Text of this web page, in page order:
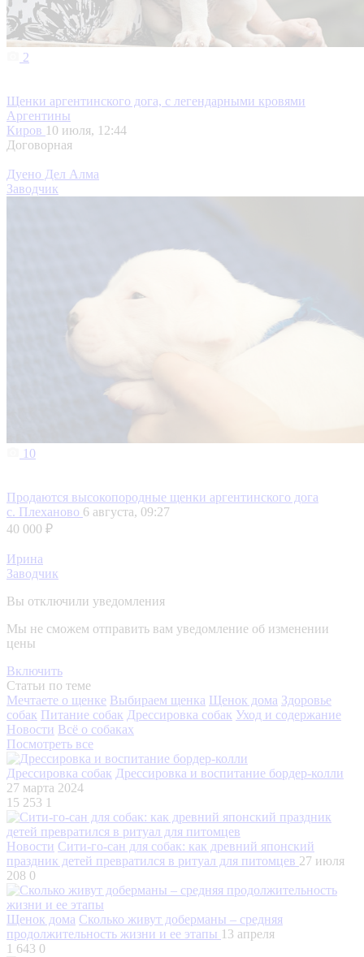
2
Щенки аргентинского дога, с легендарными кровями
Аргентины
Киров 10 июля, 12:44
Договорная
Дуено Дел Алма
Заводчик
10
Продаются высокопородные щенки аргентинского дога
с. Плеханово 6 августа, 09:27
40 000 ₽
Ирина
Заводчик
Вы отключили уведомления
Мы не сможем отправить вам уведомление об изменении
цены
Включить
Статьи по теме
Мечтаете о щенке Выбираем щенка Щенок дома Здоровье
собак Питание собак Дрессировка собак Уход и содержание
Новости Всё о собаках
Посмотреть все
Дрессировка собак Дрессировка и воспитание бордер-колли
27 марта 2024
15 253 1
Новости Сити-го-сан для собак: как древний японский
праздник детей превратился в ритуал для питомцев 27 июля
208 0
Щенок дома Сколько живут доберманы – средняя
продолжительность жизни и ее этапы 13 апреля
1 643 0